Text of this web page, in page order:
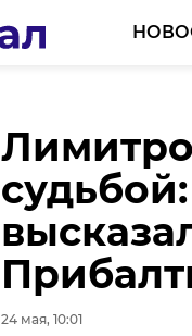
24 мая, 10:01
выявили
23 мая, 17:53